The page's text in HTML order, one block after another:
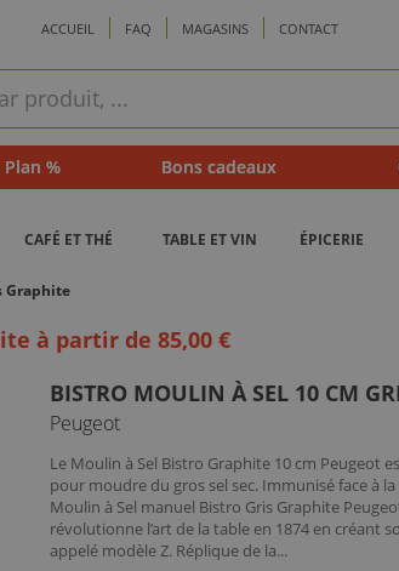
ACCUEIL FAQ MAGASINS CONTACT
Plan % Bons cadeaux
CAFÉ ET THÉ TABLE ET VIN ÉPICERIE
Graphite
à partir de 85,00 €
BISTRO MOULIN À SEL 10 CM
Peugeot
Le Moulin à Sel Bistro Graphite 10 cm Peugeot
pour moudre du gros sel sec. Immunisé face à
Moulin à Sel manuel Bistro Gris Graphite
révolutionne l’art de la table en 1874 en créant
appelé modèle Z. Réplique de la...